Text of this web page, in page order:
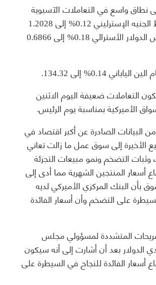
نطاق واسع في التعاملات الآسيوية
المبكرة مع هبوط الجنيه الإسترليني 0.12% إلى 1.2028
دولار كما، انخفض الدولار الأسترالي 0.18% إلى 0.6866
0.14% إلى 134.32.
التعاملات ضعيفة اليوم الاثنين
الأميركية بمناسبة يوم الرئيس.
الصادرة عن أكبر اقتصاد في
الأخيرة إلى سوق عمل ما زالت تعاني
التضخم ونمو مبيعات التجزئة
أسعار المنتجين الشهرية مما أدى إلى
بأن البنك المركزي الأميركي لديه
على التضخم وأن أسعار الفائدة
المتشددة لمسؤولي مجلس
الدولار بعد أن أشارت إلى أنه سيكون
أسعار الفائدة للنجاح في السيطرة على